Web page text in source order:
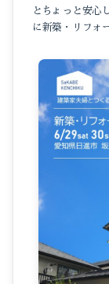
とちょっと安心
に新築・リフォ